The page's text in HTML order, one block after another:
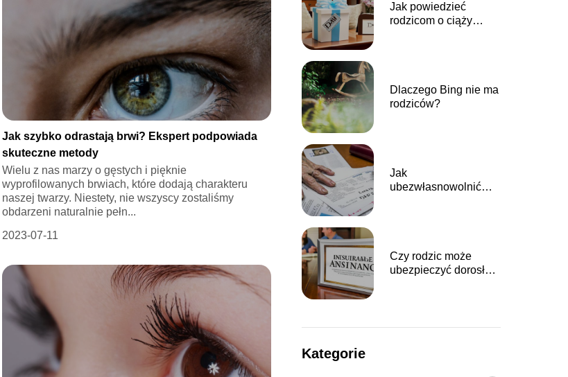
Jak szybko odrastają brwi? Ekspert podpowiada
skuteczne metody
Wielu z nas marzy o gęstych i pięknie
wyprofilowanych brwiach, które dodają charakteru
naszej twarzy. Niestety, nie wszyscy zostaliśmy
obdarzeni naturalnie pełn...
2023-07-11
Jak powiedzieć
rodzicom o ciąży
Dlaczego Bing nie ma
rodziców?
Jak
ubezwłasnowolnić
Czy rodzic może
ubezpieczyć dorosłe
Kategorie